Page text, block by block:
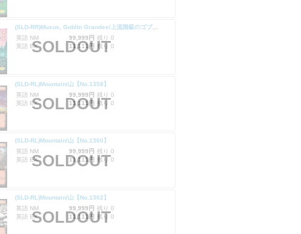
(SLD-RR)Muxus, Goblin Grandee/上流階級のゴブリン、マクサス【No.1314】
英語 NM
99,999円 残り 0
英語 EX
11,111円 残り 0
SOLDOUT
(SLD-RL)Mountain/山【No.1358】
英語 NM
99,999円 残り 0
英語 EX
11,111円 残り 0
SOLDOUT
(SLD-RL)Mountain/山【No.1360】
英語 NM
99,999円 残り 0
英語 EX
11,111円 残り 0
SOLDOUT
(SLD-RL)Mountain/山【No.1362】
英語 NM
99,999円 残り 0
英語 EX
11,111円 残り 0
SOLDOUT